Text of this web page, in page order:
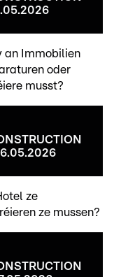
an Immobilien
oder
musst?
ze
ze mussen?